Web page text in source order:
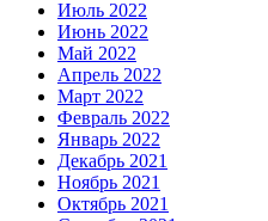
Июль 2022
Июнь 2022
Май 2022
Апрель 2022
Март 2022
Февраль 2022
Январь 2022
Декабрь 2021
Ноябрь 2021
Октябрь 2021